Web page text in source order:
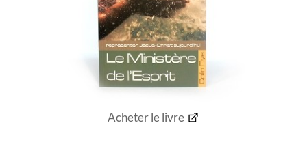
Acheter le livre